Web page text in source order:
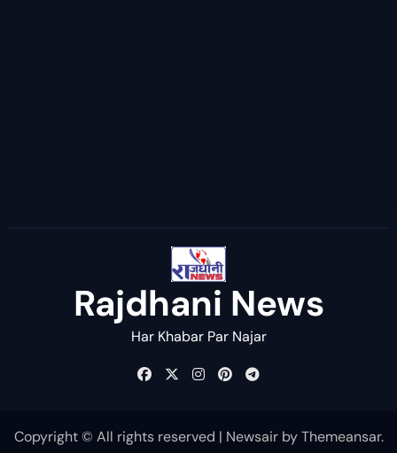
Rajdhani News
Har Khabar Par Najar
Copyright © All rights reserved | NewsairbyThemeansar.